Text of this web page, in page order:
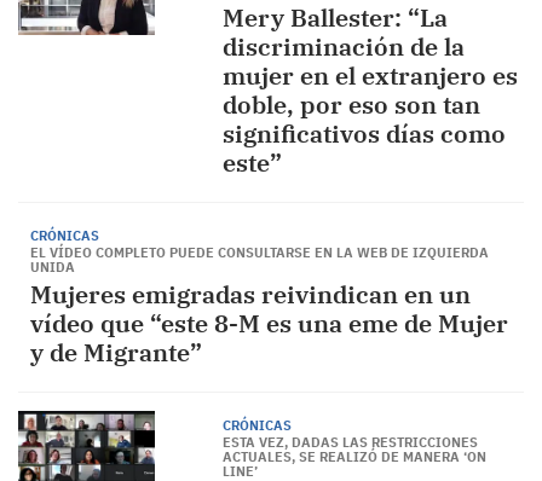
Mery Ballester: “La
discriminación de la
mujer en el extranjero es
doble, por eso son tan
significativos días como
este”
CRÓNICAS
EL VÍDEO COMPLETO PUEDE CONSULTARSE EN LA WEB DE IZQUIERDA
UNIDA
Mujeres emigradas reivindican en un
vídeo que “este 8-M es una eme de Mujer
y de Migrante”
CRÓNICAS
ESTA VEZ, DADAS LAS RESTRICCIONES
ACTUALES, SE REALIZÓ DE MANERA ‘ON
LINE’